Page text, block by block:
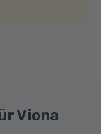
Viona